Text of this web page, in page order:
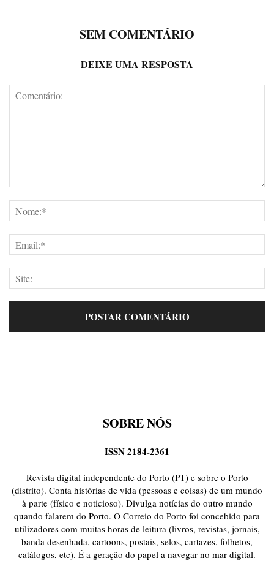
SEM COMENTÁRIO
DEIXE UMA RESPOSTA
SOBRE NÓS
ISSN 2184-2361
Revista digital independente do Porto (PT) e sobre o Porto
(distrito). Conta histórias de vida (pessoas e coisas) de um mundo
à parte (físico e noticioso). Divulga notícias do outro mundo
quando falarem do Porto. O Correio do Porto foi concebido para
utilizadores com muitas horas de leitura (livros, revistas, jornais,
banda desenhada, cartoons, postais, selos, cartazes, folhetos,
catálogos, etc). É a geração do papel a navegar no mar digital.